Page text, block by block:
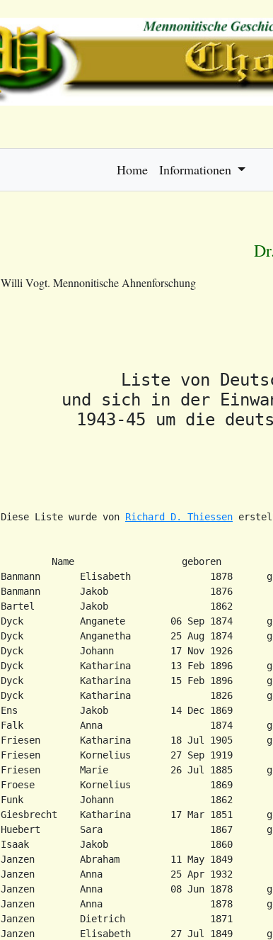
Home Informationen
Willi Vogt. Mennonitische Ahnenforschung
Liste von
und sich in der
1943-45 um die
Diese Liste wurde von Richard D. Thiessen
Name                   geboren
Banmann       Elisabeth              1878
Banmann       Jakob                  1876
Bartel        Jakob                  1862
Dyck          Anganete        06 Sep 1874
Dyck          Anganetha       25 Aug 1874
Dyck          Johann          17 Nov 1926
Dyck          Katharina       13 Feb 1896
Dyck          Katharina       15 Feb 1896
Dyck          Katharina              1826
Ens           Jakob           14 Dec 1869
Falk          Anna                   1874
Friesen       Katharina       18 Jul 1905
Friesen       Kornelius       27 Sep 1919
Friesen       Marie           26 Jul 1885
Froese        Kornelius              1869
Funk          Johann                 1862
Giesbrecht    Katharina       17 Mar 1851
Huebert       Sara                   1867
Isaak         Jakob                  1860
Janzen        Abraham         11 May 1849
Janzen        Anna            25 Apr 1932
Janzen        Anna            08 Jun 1878
Janzen        Anna                   1878
Janzen        Dietrich               1871
Janzen        Elisabeth       27 Jul 1849